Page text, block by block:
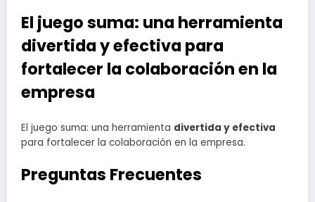
El juego suma: una herramienta
divertida y efectiva para
fortalecer la colaboración en la
empresa
El juego suma: una herramienta divertida y efectiva
para fortalecer la colaboración en la empresa.
Preguntas Frecuentes